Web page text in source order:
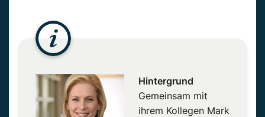
Hintergrund
Gemeinsam mit
ihrem Kollegen Mark